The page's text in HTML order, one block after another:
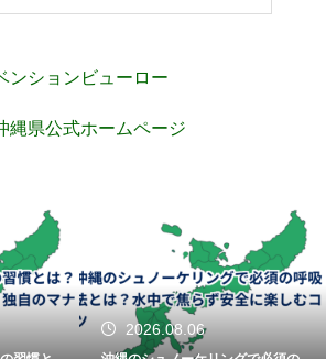
ンションビューロー
縄県公式ホームページ
2026.08.06